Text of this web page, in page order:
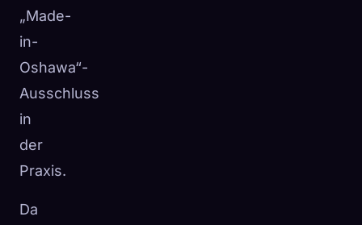
„Made-
in-
Oshawa“-
Ausschluss
in
der
Praxis.
Da